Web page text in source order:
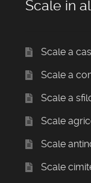
Scale in
Scale a
Scale a
Scale a
Scale
Scale
Scale